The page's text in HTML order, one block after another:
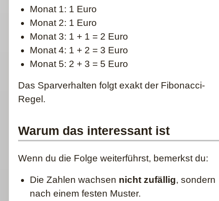
Monat 1: 1 Euro
Monat 2: 1 Euro
Monat 3: 1 + 1 = 2 Euro
Monat 4: 1 + 2 = 3 Euro
Monat 5: 2 + 3 = 5 Euro
Das Sparverhalten folgt exakt der Fibonacci-
Regel.
Warum das interessant ist
Wenn du die Folge weiterführst, bemerkst du:
Die Zahlen wachsen nicht zufällig, sondern
nach einem festen Muster.